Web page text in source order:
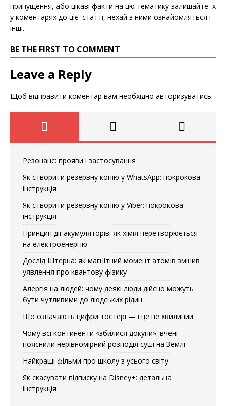
припущення, або цікаві факти на цю тематику залишайте їх
у коментарях до цієї статті, нехай з ними ознайомляться і
інші.
BE THE FIRST TO COMMENT
Leave a Reply
Щоб відправити коментар вам необхідно авторизуватись.
Резонанс: прояви і застосування
Як створити резервну копію у WhatsApp: покрокова
інструкція
Як створити резервну копію у Viber: покрокова
інструкція
Принцип дії акумуляторів: як хімія перетворюється
на електроенергію
Дослід Штерна: як магнітний момент атомів змінив
уявлення про квантову фізику
Алергія на людей: чому деякі люди дійсно можуть
бути чутливими до людських рідин
Що означають цифри тостері — і це не хвилинии
Чому всі континенти «збилися докупи»: вчені
пояснили нерівномірний розподіл суші на Землі
Найкращі фільми про школу з усього світу
Як скасувати підписку на Disney+: детальна
інструкція